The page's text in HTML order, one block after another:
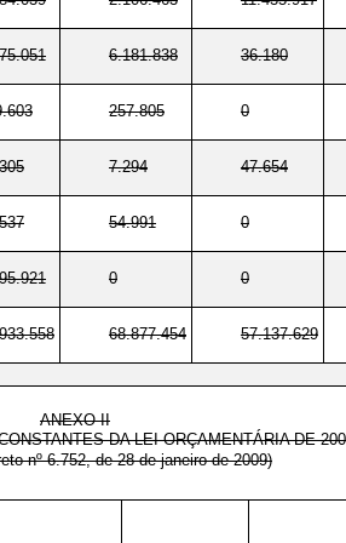
6.181.838 36.180
257.805 0
7.294 47.654
54.991 0
0 0
68.877.454 57.137.629
ANEXO II
DA LEI ORÇAMENTÁRIA DE
nº 6.752, de 28 de janeiro de 2009)